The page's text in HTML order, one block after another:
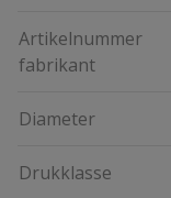
Artikelnummer
fabrikant
Diameter
Drukklasse